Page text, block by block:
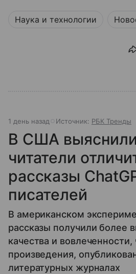
Наука и технологии
1 день назад Источник: РБК Тренды
В США
читатели
рассказы
писателей
В американском
рассказы получили более
качества и вовлеченности,
произведения,
литературных журналах